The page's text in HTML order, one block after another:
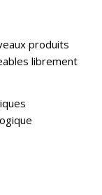
produits
librement